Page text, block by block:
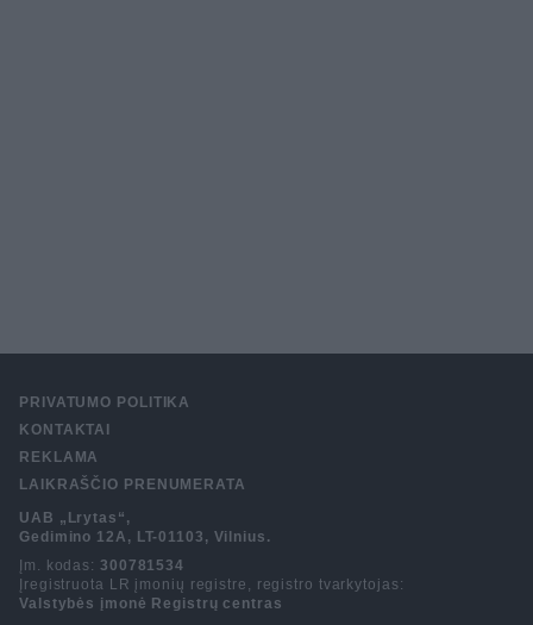
PRIVATUMO POLITIKA
KONTAKTAI
REKLAMA
LAIKRAŠČIO PRENUMERATA
UAB „Lrytas“,
Gedimino 12A, LT-01103, Vilnius.
Įm. kodas: 300781534
Įregistruota LR įmonių registre, registro tvarkytojas:
Valstybės įmonė Registrų centras